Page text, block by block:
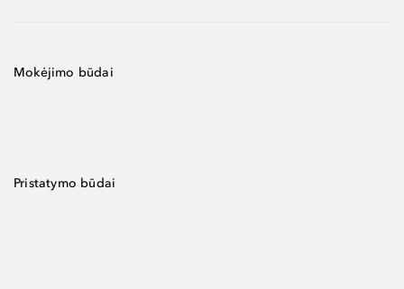
Mokėjimo būdai
Pristatymo būdai